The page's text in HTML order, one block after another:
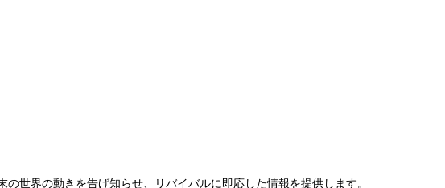
の世界の動きを告げ知らせ、リバイバルに即応した情報を提供します。